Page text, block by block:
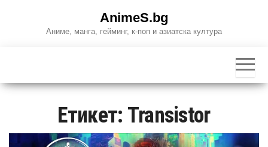
AnimeS.bg
Аниме, манга, гейминг, к-поп и азиатска култура
Етикет: Transistor